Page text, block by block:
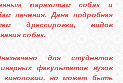
паразитам собак и
лечения. Дана подробная
дрессировки, видов
собак.
для студентов
факультетов вузов
кинологии, но может быть